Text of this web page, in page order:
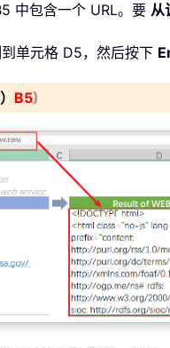
中包含一个 URL。要 从
单元格 D5，然后按下
B5)